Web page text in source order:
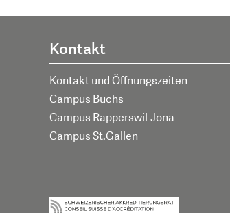
Kontakt
Kontakt und Öffnungszeiten
Campus Buchs
Campus Rapperswil-Jona
Campus St.Gallen